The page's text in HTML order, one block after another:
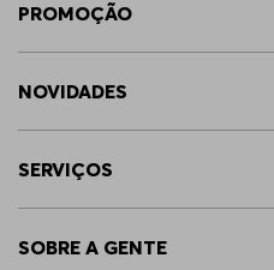
PROMOÇÃO
NOVIDADES
SERVIÇOS
SOBRE A GENTE